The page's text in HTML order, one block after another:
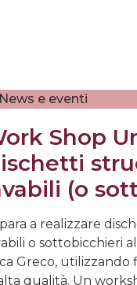
News e eventi
Shop
(o
a realizzare
o sottobicchieri
Greco, utilizzando
qualità. Un